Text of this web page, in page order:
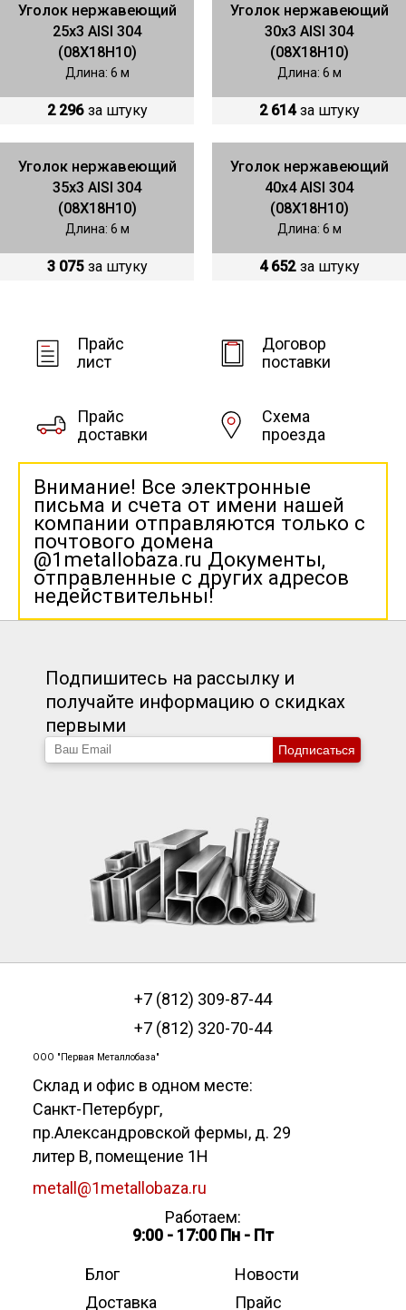
Уголок нержавеющий
25x3 AISI 304
(08Х18Н10)
Длина: 6 м
2 296 за штуку
Уголок нержавеющий
30х3 AISI 304
(08Х18Н10)
Длина: 6 м
2 614 за штуку
Уголок нержавеющий
35х3 AISI 304
(08Х18Н10)
Длина: 6 м
3 075 за штуку
Уголок нержавеющий
40х4 AISI 304
(08Х18Н10)
Длина: 6 м
4 652 за штуку
Прайс
лист
Договор
поставки
Прайс
доставки
Схема
проезда
Внимание! Все электронные
письма и счета от имени нашей
компании отправляются только с
почтового домена
@1metallobaza.ru Документы,
отправленные с других адресов
недействительны!
Подпишитесь на рассылку и
получайте информацию о скидках
первыми
Подписаться
+7 (812) 309-87-44
+7 (812) 320-70-44
ООО "Первая Металлобаза"
Склад и офис в одном месте:
Санкт-Петербург,
пр.Александровской фермы, д. 29
литер В, помещение 1Н
metall@1metallobaza.ru
Работаем:
9:00 - 17:00 Пн - Пт
Блог
Новости
Доставка
Прайс